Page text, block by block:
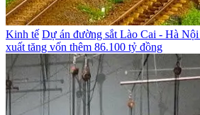
Kinh tế Dự án đường sắt Lào Cai - Hà
xuất tăng vốn thêm 86.100 tỷ đồng